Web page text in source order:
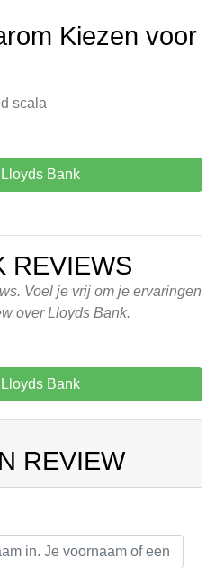
Kiezen voor
scala
Bank
REVIEWS
Voel je vrij om je ervaringen
over Lloyds Bank.
Bank
REVIEW